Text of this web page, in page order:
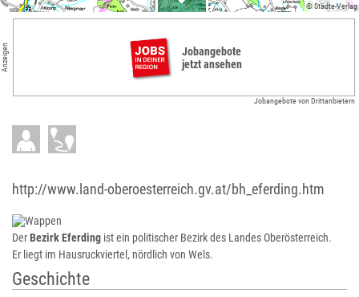
© Städte-Verlag
Anzeigen
Jobangebote
jetzt ansehen
Jobangebote von Drittanbietern
http://www.land-oberoesterreich.gv.at/bh_eferding.htm
DerBezirk Eferding ist ein politischer Bezirk des Landes Oberösterreich.
Er liegt im Hausruckviertel, nördlich von Wels.
Geschichte